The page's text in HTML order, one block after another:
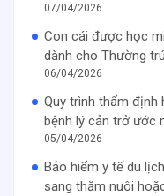
07/04/2026
Con cái được học
dành cho Thường
06/04/2026
Quy trình thẩm
bệnh lý cản trở ước
05/04/2026
Bảo hiểm y tế du
sang thăm nuôi